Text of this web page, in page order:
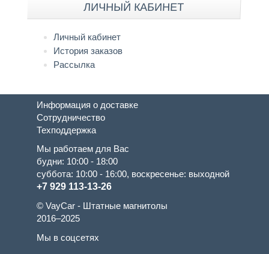
ЛИЧНЫЙ КАБИНЕТ
Личный кабинет
История заказов
Рассылка
Информация о доставке
Сотрудничество
Техподдержка
Мы работаем для Вас
будни: 10:00 - 18:00
суббота: 10:00 - 16:00, воскресенье: выходной
+7 929 113-13-26
© VayCar - Штатные магнитолы
2016–2025
Мы в соцсетях